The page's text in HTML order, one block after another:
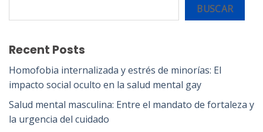
BUSCAR
Recent Posts
Homofobia internalizada y estrés de minorías: El
impacto social oculto en la salud mental gay
Salud mental masculina: Entre el mandato de fortaleza y
la urgencia del cuidado